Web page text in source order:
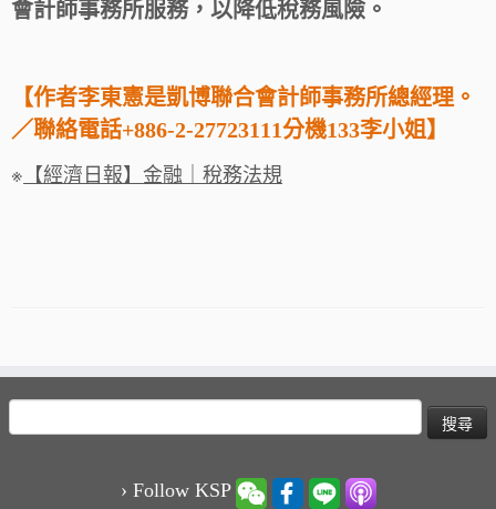
會計師事務所服務，以降低稅務風險。
【作者李東憲是凱博聯合會計師事務所總經理。
／聯絡電話+886-2-27723111分機133李小姐】
※ 【經濟日報】金融｜稅務法規
搜
尋
› Follow KSP